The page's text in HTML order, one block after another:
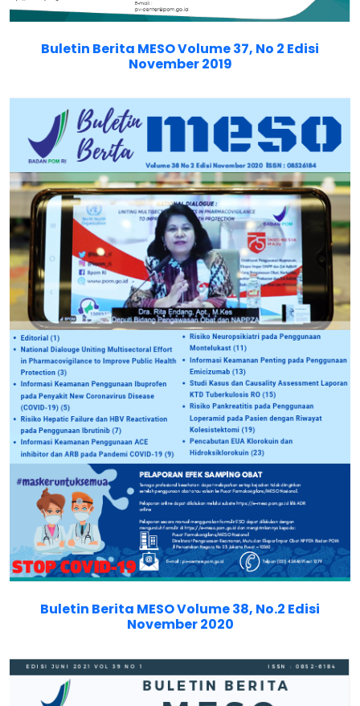
Buletin Berita MESO Volume 37, No 2 Edisi
November 2019
Buletin Berita MESO Volume 38, No.2 Edisi
November 2020